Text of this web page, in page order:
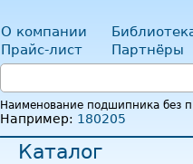
О компании
Прайс-лист
Партнёры
Наименование подшипника без
Например: 180205
Каталог